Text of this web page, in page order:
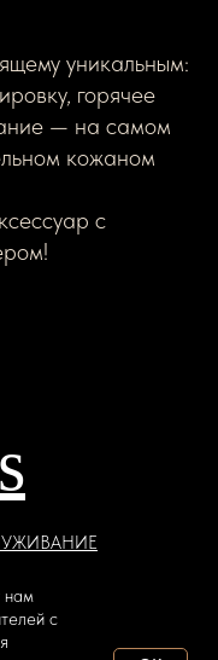
уникальным:
горячее
— на самом
кожаном
с
нам
с